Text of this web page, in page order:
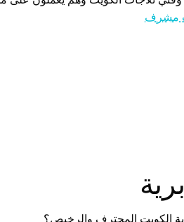
مشرف
الكويت المحترف والرخيص؟